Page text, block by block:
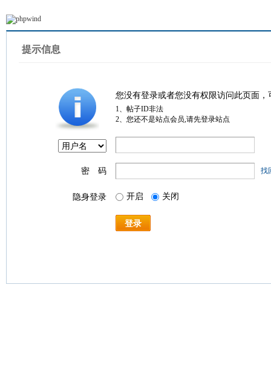
提示信息
您没有登录或者您没有权限访问此页面
1、帖子ID非法
2、您还不是站点会员,请先登录站点
密 码 找
隐身登录 开启 关闭
登录